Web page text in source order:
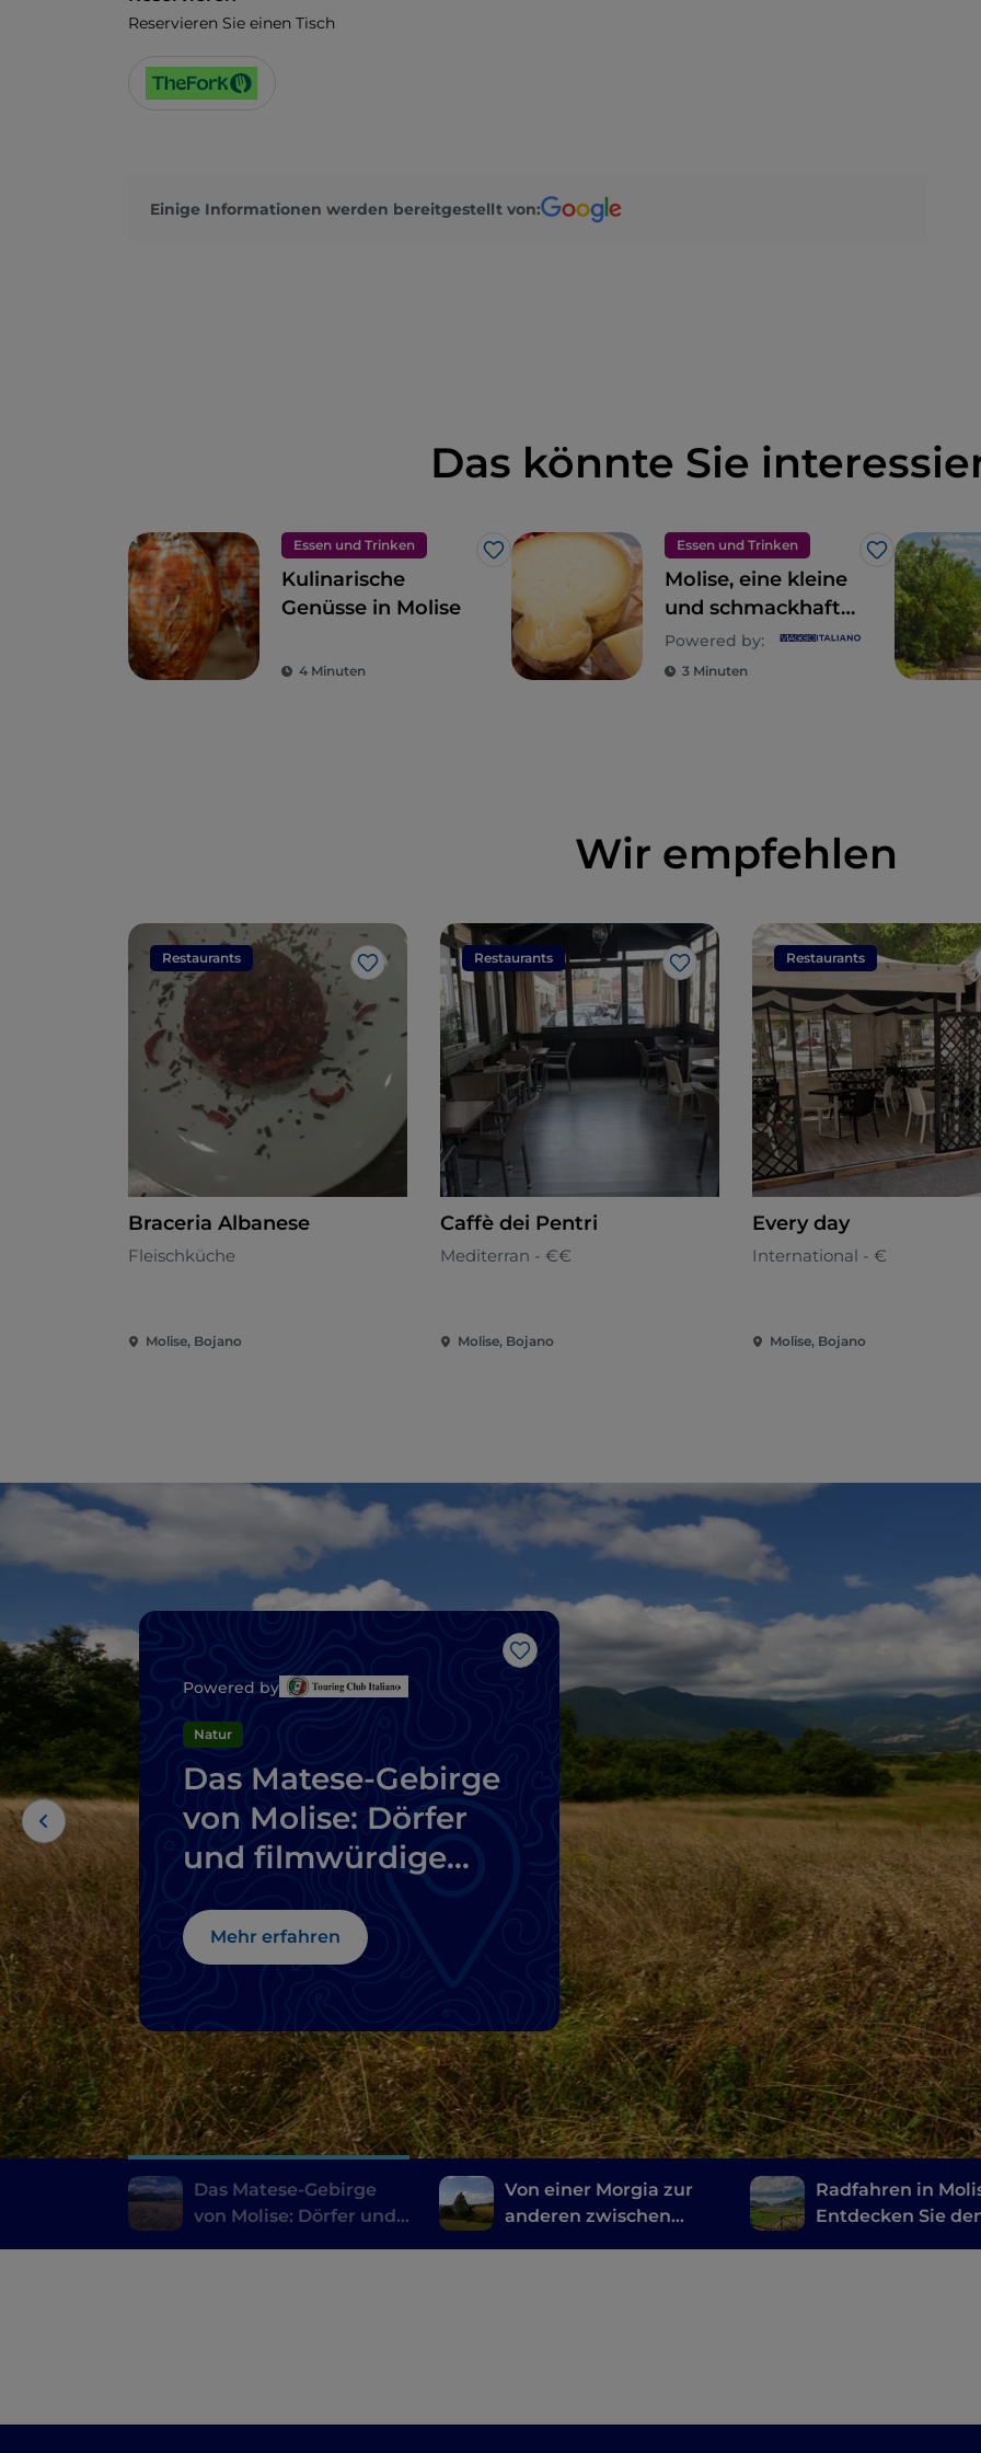
Reservieren Sie einen Tisch
Einige Informationen werden bereitgestellt von:
Das könnte Sie
Essen und Trinken
Like
Kulinarische
Genüsse in Molise
4 Minuten
Essen und Trinken
Like
Molise, eine kleine
und schmackhafte
Schatzkammer an
„identitätsstiftenden“
Powered by:
3 Minuten
Wir empfehlen
Restaurants
Like
Braceria Albanese
Fleischküche
Molise, Bojano
Restaurants
Like
Caffè dei Pentri
Mediterran - €€
Molise, Bojano
Restaurants
Every day
International - €
Molise, Bojano
Like
Powered by
Natur
Das Matese-Gebirge
von Molise: Dörfer
und filmwürdige
Mehr erfahren
Das Matese-Gebirge
von Molise: Dörfer und
Von einer Morgia zur
anderen zwischen
Radfahren in
Entdecken Sie